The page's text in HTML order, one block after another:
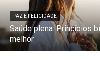
PAZ E FELICIDADE
Saúde plena: Princípios
melhor